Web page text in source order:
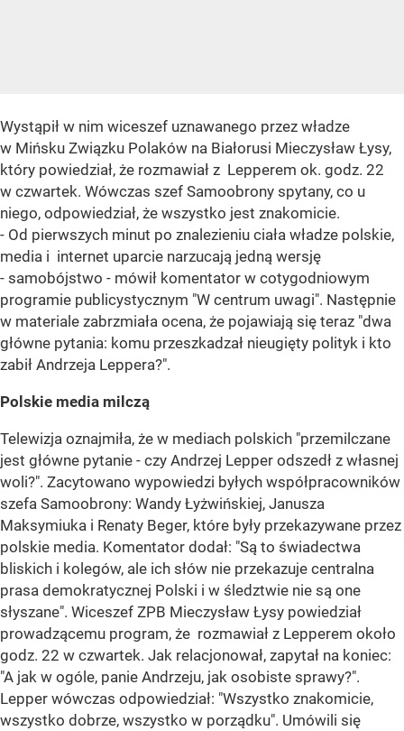
Wystąpił w nim wiceszef uznawanego przez władze
w Mińsku Związku Polaków na Białorusi Mieczysław Łysy,
który powiedział, że rozmawiał z Lepperem ok. godz. 22
w czwartek. Wówczas szef Samoobrony spytany, co u
niego, odpowiedział, że wszystko jest znakomicie.
- Od pierwszych minut po znalezieniu ciała władze polskie,
media i internet uparcie narzucają jedną wersję
- samobójstwo - mówił komentator w cotygodniowym
programie publicystycznym "W centrum uwagi". Następnie
w materiale zabrzmiała ocena, że pojawiają się teraz "dwa
główne pytania: komu przeszkadzał nieugięty polityk i kto
zabił Andrzeja Leppera?".
Polskie media milczą
Telewizja oznajmiła, że w mediach polskich "przemilczane
jest główne pytanie - czy Andrzej Lepper odszedł z własnej
woli?". Zacytowano wypowiedzi byłych współpracowników
szefa Samoobrony: Wandy Łyżwińskiej, Janusza
Maksymiuka i Renaty Beger, które były przekazywane przez
polskie media. Komentator dodał: "Są to świadectwa
bliskich i kolegów, ale ich słów nie przekazuje centralna
prasa demokratycznej Polski i w śledztwie nie są one
słyszane". Wiceszef ZPB Mieczysław Łysy powiedział
prowadzącemu program, że rozmawiał z Lepperem około
godz. 22 w czwartek. Jak relacjonował, zapytał na koniec:
"A jak w ogóle, panie Andrzeju, jak osobiste sprawy?".
Lepper wówczas odpowiedział: "Wszystko znakomicie,
wszystko dobrze, wszystko w porządku". Umówili się